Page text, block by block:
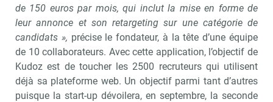
de 150 euros par mois, qui inclut la mise en forme de
leur annonce et son retargeting sur une catégorie de
candidats », précise le fondateur, à la tête d’une équipe
de 10 collaborateurs. Avec cette application, l’objectif de
Kudoz est de toucher les 2500 recruteurs qui utilisent
déjà sa plateforme web. Un objectif parmi tant d’autres
puisque la start-up dévoilera, en septembre, la seconde